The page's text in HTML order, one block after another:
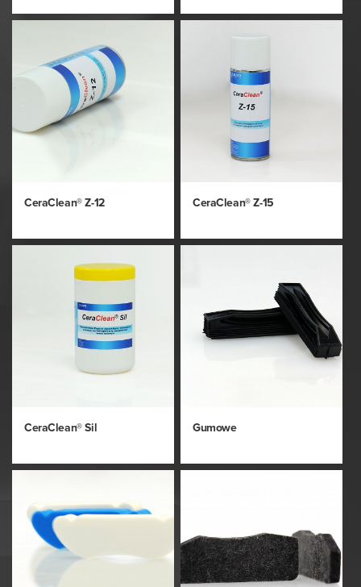
CeraClean® Z-12 CeraClean® Z-15
CeraClean® Sil Gumowe